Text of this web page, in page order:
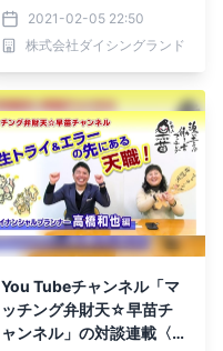
生トライ&エラー〉が公開
中！
2021-02-05 22:50
株式会社ダイシングランド
You Tubeチャンネル「マ
ッチング弁財天☆早苗チ
ャンネル」の対談連載〈人